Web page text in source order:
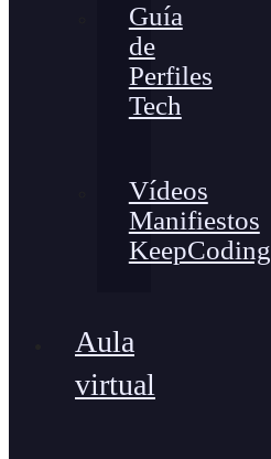
Guía
de
Perfiles
Tech
Vídeos
Manifiestos
KeepCoding
Aula
virtual